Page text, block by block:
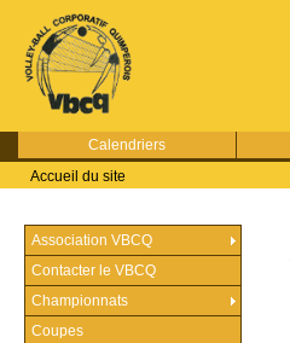
Calendriers
Accueil du site
Association VBCQ
Contacter le VBCQ
Championnats
Coupes